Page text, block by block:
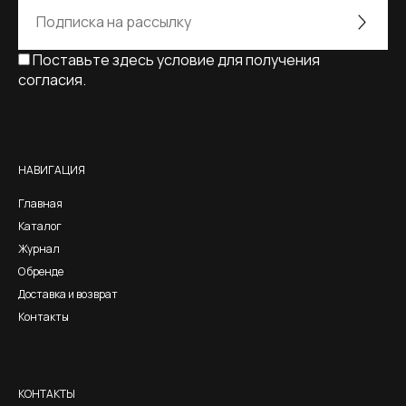
Поставьте здесь условие для получения
согласия.
НАВИГАЦИЯ
Главная
Каталог
Журнал
О бренде
Доставка и возврат
Контакты
КОНТАКТЫ